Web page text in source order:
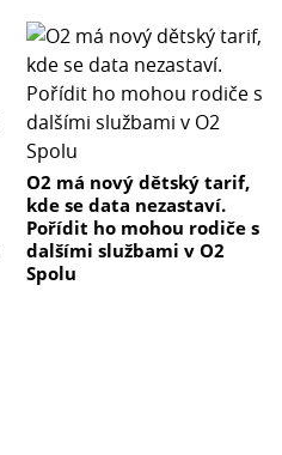
O2 má nový dětský tarif,
kde se data nezastaví.
Pořídit ho mohou rodiče s
dalšími službami v O2
Spolu